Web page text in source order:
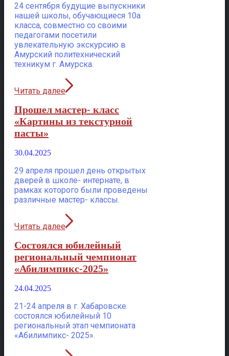
24 сентября будущие выпускники
нашей школы, обучающиеся 10а
класса, совместно со своими
педагогами посетили
увлекательную экскурсию в
Амурский политехнический
техникум г. Амурска.
Читать далее
Прошел мастер- класс
«Картины из текстурной
пасты»
30.04.2025
29 апреля прошел день открытых
дверей в школе- интернате, в
рамках которого были проведены
различные мастер- классы.
Читать далее
Состоялся юбилейный
региональный чемпионат
«Абилимпикс-2025»
24.04.2025
21-24 апреля в г. Хабаровске
состоялся юбилейный 10
региональный этап чемпионата
«Абилимпикс- 2025».